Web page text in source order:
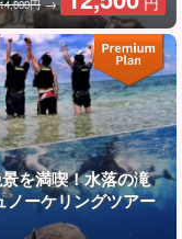
14,000円
を満喫！水落の滝
ノーケリングツアー